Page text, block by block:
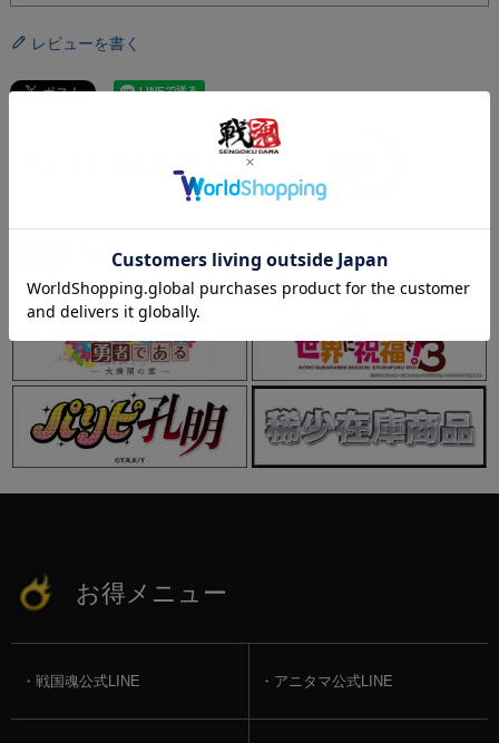
レビューを書く
お得メニュー
戦国魂公式LINE アニタマ公式LINE